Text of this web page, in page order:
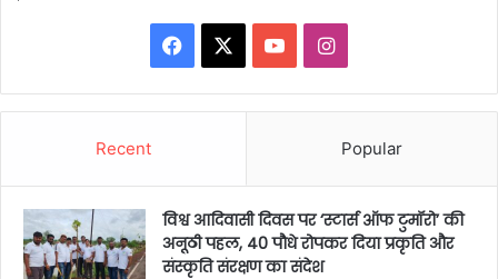
Facebook YouTubeInstagram
Recent Popular
विश्व आदिवासी दिवस पर ‘स्टार्स ऑफ टुमॉरो’ की
अनूठी पहल, 40 पौधे रोपकर दिया प्रकृति और
संस्कृति संरक्षण का संदेश